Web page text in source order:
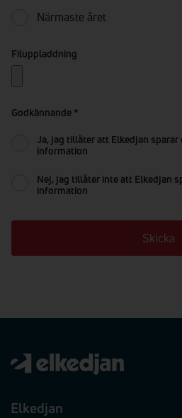
Närmaste året
Filuppladdning
Godkännande *
Ja, jag tillåter att Elkedjan sparar
information
Nej, jag tillåter inte att Elkedjan
information
Skicka
Elkedjan